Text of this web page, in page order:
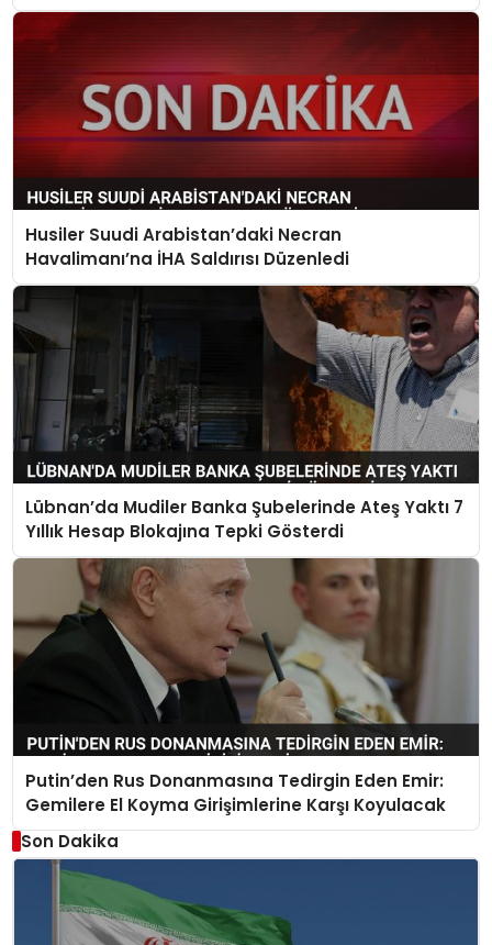
Husiler Suudi Arabistan’daki Necran
Havalimanı’na İHA Saldırısı Düzenledi
Lübnan’da Mudiler Banka Şubelerinde Ateş Yaktı 7
Yıllık Hesap Blokajına Tepki Gösterdi
Putin’den Rus Donanmasına Tedirgin Eden Emir:
Gemilere El Koyma Girişimlerine Karşı Koyulacak
Son Dakika